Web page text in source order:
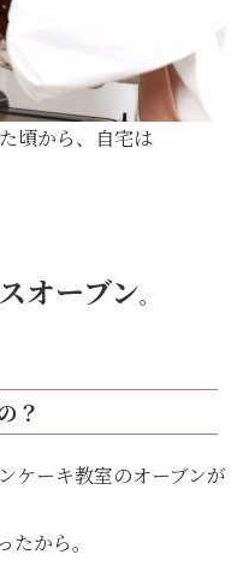
頃から、自宅は
オーブン。
？
ケーキ教室のオーブンが
から。